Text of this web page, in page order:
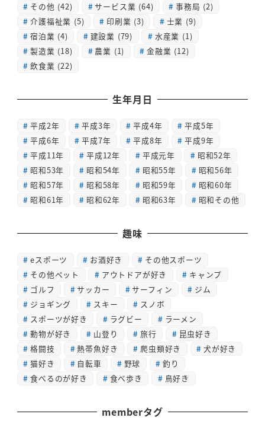
その他 (42) サービス業 (64) 事務局 (2)
介護福祉業 (5) 印刷業 (3) 士業 (9)
宿泊業 (4) 建設業 (79) 水産業 (1)
製造業 (18) 農業 (1) 金融業 (12)
飲食業 (22)
生年月日
平成2年 平成3年 平成4年
平成5年
平成6年
平成7年 平成8年
平成9年
平成11年
平成12年 平成元年
昭和52年
昭和53年
昭和54年 昭和55年
昭和56年
昭和57年
昭和58年 昭和59年
昭和60年
昭和61年
昭和62年 昭和63年 昭和その他
趣味
eスポーツ お酒好き
その他スポーツ
その他ペット
アウトドアが好き
キャンプ
ゴルフ
サッカー サーフィン
ジム
ジョギング
スキー
スノボ
スポーツが好き
ラグビー
ラーメン
動物が好き
山登り 旅行
昆虫好き
格闘技
熱帯魚好き 爬虫類好き
犬が好き
猫好き
自転車 野球
釣り
食べるのが好き
食べ歩き 鳥好き
memberタグ